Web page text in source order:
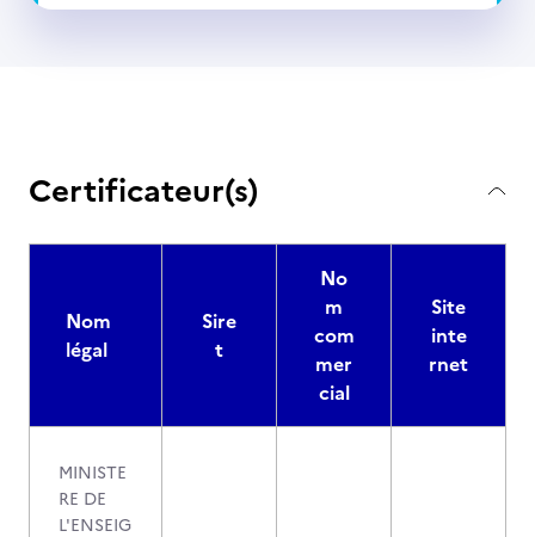
Certificateur(s)
Nom
légal
Sire
t
No
m
com
mer
cial
Site
inte
rnet
MINISTE
RE DE
L'ENSEIG